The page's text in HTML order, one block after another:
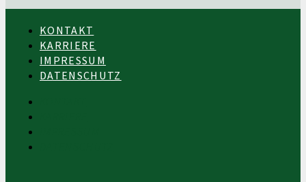
KONTAKT
KARRIERE
IMPRESSUM
DATENSCHUTZ